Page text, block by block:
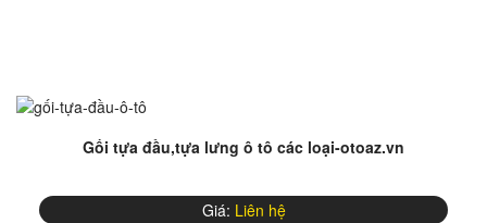
Gối tựa đầu,tựa lưng ô tô các loại-otoaz.vn
Giá: Liên hệ